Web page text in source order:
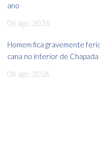
ano
06 ago, 2026
Homem fica gravemente
cana no interior de Chapada
06 ago, 2026